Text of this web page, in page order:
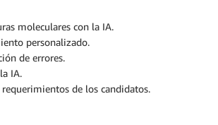
moleculares con la IA.
personalizado.
de errores.
IA.
de los candidatos.